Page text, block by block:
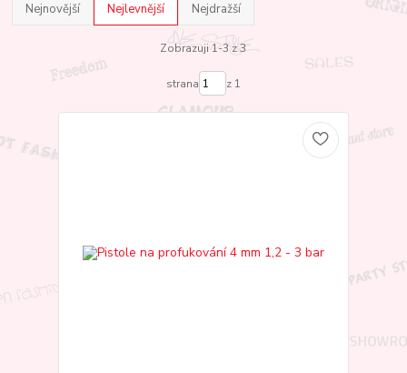
Nejnovější Nejlevnější Nejdražší
Zobrazuji 1-3 z 3
strana z 1